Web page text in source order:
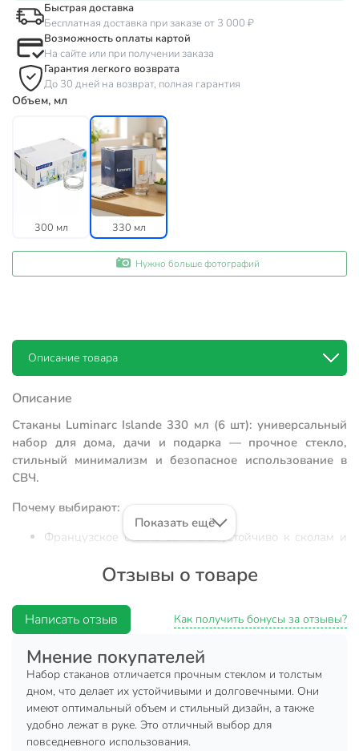
Быстрая доставка
Бесплатная доставка при заказе от 3 000 ₽
Возможность оплаты картой
На сайте или при получении заказа
Гарантия легкого возврата
До 30 дней на возврат, полная гарантия
Объем, мл
300 мл 330 мл
Нужно больше фотографий
Описание товара
Описание
Стаканы Luminarc Islande 330 мл (6 шт): универсальный
набор для дома, дачи и подарка — прочное стекло,
стильный минимализм и безопасное использование в
СВЧ.
Почему выбирают:
Французское стекло Luminarc: устойчиво к сколам и
Идеальный объём 330 мл и высокая форма: удобно
машину
Универсальность: для воды, сока, коктейлей —
отличный выбор для дома, дачи и презентабельного
подарка
Набор стаканов Luminarc Islande 330 мл — это сочетание
классического дизайна, прочности и функциональности.
Прозрачное стекло, высокая форма типа «коллинз» и
Показать ещё
Отзывы о товаре
Написать отзыв Как получить бонусы за отзывы?
Мнение покупателей
Набор стаканов отличается прочным стеклом и толстым
дном, что делает их устойчивыми и долговечными. Они
имеют оптимальный объем и стильный дизайн, а также
удобно лежат в руке. Это отличный выбор для
повседневного использования.